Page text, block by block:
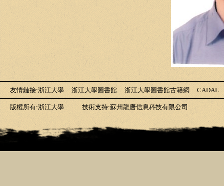
友情鏈接:浙江大學 浙江大學圖書館 浙江大學圖書館古籍網 CADAL
版權所有:浙江大學 技術支持:蘇州龍唐信息科技有限公司